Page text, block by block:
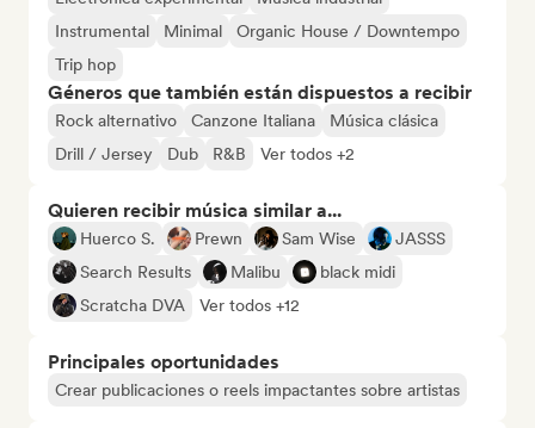
Instrumental
Minimal
Organic House / Downtempo
Trip hop
Géneros que también están dispuestos a recibir
Rock alternativo Canzone Italiana
Música clásica
Drill / Jersey
Dub R&B Ver todos +2
Quieren recibir música similar a...
Huerco S. Prewn Sam Wise
JASSS
Search Results
Malibu
black midi
Scratcha DVA
Ver todos +12
Principales oportunidades
Crear publicaciones o reels impactantes sobre artistas